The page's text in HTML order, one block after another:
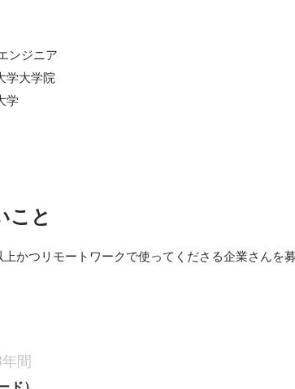
ンジニア
学大学院
学
こと
かつリモートワークで使ってくださる企業さんを
間